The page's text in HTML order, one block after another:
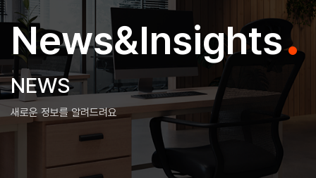
News&Insights
NEWS
새로운 정보를 알려드려요